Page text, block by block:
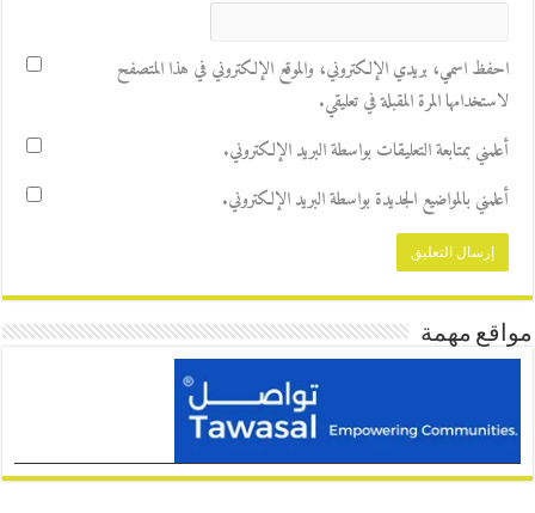
احفظ اسمي، بريدي الإلكتروني، والموقع الإلكتروني في هذا المتصفح
لاستخدامها المرة المقبلة في تعليقي.
أعلمني بمتابعة التعليقات بواسطة البريد الإلكتروني.
أعلمني بالمواضيع الجديدة بواسطة البريد الإلكتروني.
مواقع مهمة